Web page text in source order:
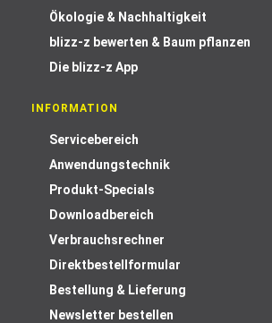
Ökologie & Nachhaltigkeit
blizz-z bewerten & Baum pflanzen
Die blizz-z App
INFORMATION
Servicebereich
Anwendungstechnik
Produkt-Specials
Downloadbereich
Verbrauchsrechner
Direktbestellformular
Bestellung & Lieferung
Newsletter bestellen